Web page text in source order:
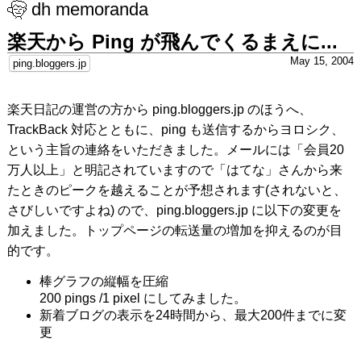
dh memoranda
楽天から Ping が飛んでくるまえに...
May 15, 2004
ping.bloggers.jp
楽天日記の運営の方から ping.bloggers.jp のほうへ、
TrackBack 対応とともに、ping も送信するからヨロシク、
という主旨の連絡をいただきました。メールには「会員20
万人以上」と明記されていますので「はてな」さんから来
たときのピークを越えることが予想されます(されないと、
さびしいですよね) ので、ping.bloggers.jp に以下の変更を
加えました。トップページの転送量の増加を抑えるのが目
的です。
棒グラフの縦幅を圧縮
200 pings /1 pixel にしてみました。
新着ブログの表示を24時間から、最大200件までに変
更